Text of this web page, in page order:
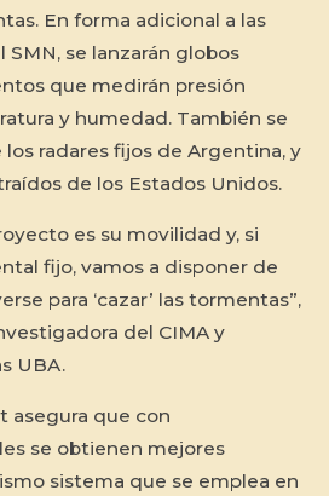
En forma adicional a las
se lanzarán globos
que medirán presión
y humedad. También se
radares fijos de Argentina, y
de los Estados Unidos.
es su movilidad y, si
fijo, vamos a disponer de
para ‘cazar’ las tormentas”,
del CIMA y
UBA.
asegura que con
se obtienen mejores
sistema que se emplea en